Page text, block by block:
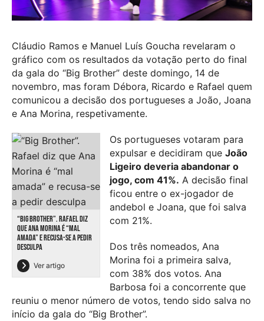
Cláudio Ramos e Manuel Luís Goucha revelaram o
gráfico com os resultados da votação perto do final
da gala do “Big Brother” deste domingo, 14 de
novembro, mas foram Débora, Ricardo e Rafael quem
comunicou a decisão dos portugueses a João, Joana
e Ana Morina, respetivamente.
“BIG BROTHER”. RAFAEL DIZ
QUE ANA MORINA É “MAL
AMADA” E RECUSA-SE A PEDIR
DESCULPA
Ver artigo
Os portugueses votaram para
expulsar e decidiram que João
Ligeiro deveria abandonar o
jogo, com 41%. A decisão final
ficou entre o ex-jogador de
andebol e Joana, que foi salva
com 21%.
Dos três nomeados, Ana
Morina foi a primeira salva,
com 38% dos votos. Ana
Barbosa foi a concorrente que
reuniu o menor número de votos, tendo sido salva no
início da gala do “Big Brother”.